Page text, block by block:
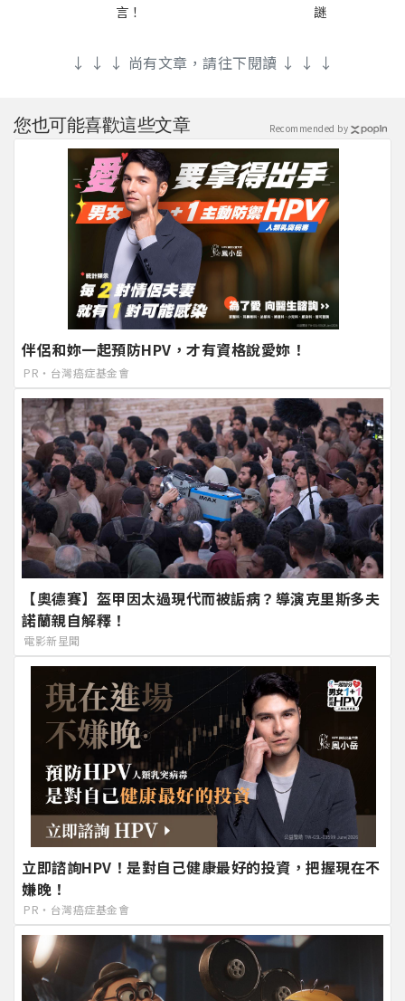
言！
謎
↓ ↓ ↓ 尚有文章，請往下閱讀 ↓ ↓ ↓
您也可能喜歡這些文章
伴侶和妳一起預防HPV，才有資格說愛妳！
PR・台灣癌症基金會
【奧德賽】盔甲因太過現代而被詬病？導演克里斯多夫
諾蘭親自解釋！
電影新星聞
立即諮詢HPV！是對自己健康最好的投資，把握現在不
嫌晚！
PR・台灣癌症基金會
Recommended by